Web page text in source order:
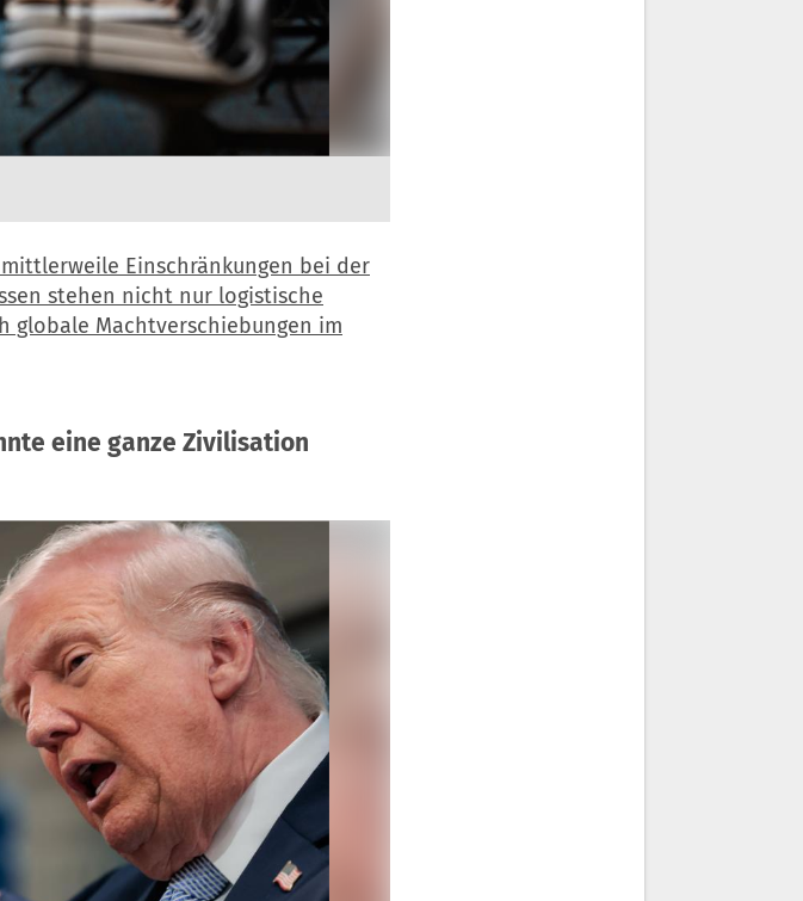
Einschränkungen bei der
stehen nicht nur logistische
globale Machtverschiebungen im
eine ganze Zivilisation